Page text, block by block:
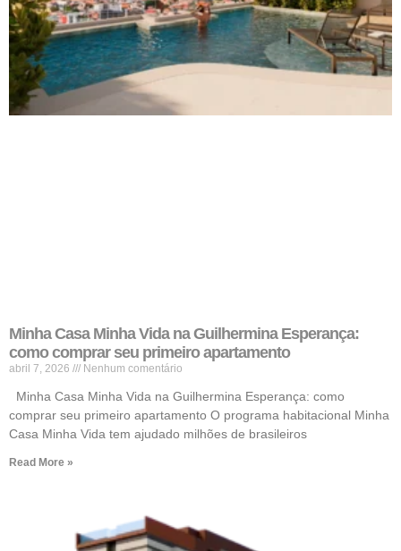
Minha Casa Minha Vida na Guilhermina Esperança:
como comprar seu primeiro apartamento
abril 7, 2026 Nenhum comentário
Minha Casa Minha Vida na Guilhermina Esperança: como
comprar seu primeiro apartamento O programa habitacional Minha
Casa Minha Vida tem ajudado milhões de brasileiros
Read More »